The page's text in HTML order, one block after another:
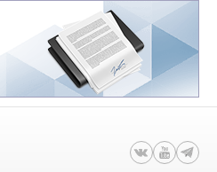
Вместимость кузова,
Коэффициент
мусора
Модель шасси